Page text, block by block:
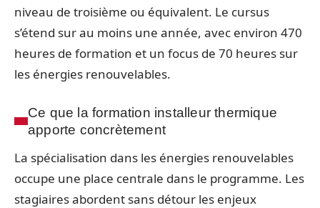
niveau de troisième ou équivalent. Le cursus
s’étend sur au moins une année, avec environ 470
heures de formation et un focus de 70 heures sur
les énergies renouvelables.
Ce que la formation installeur thermique
apporte concrètement
La spécialisation dans les énergies renouvelables
occupe une place centrale dans le programme. Les
stagiaires abordent sans détour les enjeux